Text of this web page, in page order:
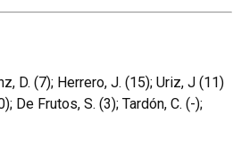
D. (7); Herrero, J. (15); Uriz, J (11)
De Frutos, S. (3); Tardón, C. (-);